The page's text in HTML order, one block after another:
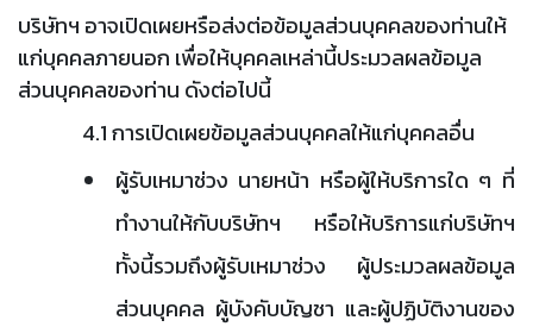
บริษัทฯ อาจเปิดเผยหรือส่งต่อข้อมูลส่วนบุคคลของท่านให้
แก่บุคคลภายนอก เพื่อให้บุคคลเหล่านี้ประมวลผลข้อมูล
ส่วนบุคคลของท่าน ดังต่อไปนี้
4.1 การเปิดเผยข้อมูลส่วนบุคคลให้แก่บุคคลอื่น
ผู้รับเหมาช่วง นายหน้า หรือผู้ให้บริการใด ๆ ที่
ทำงานให้กับบริษัทฯ หรือให้บริการแก่บริษัทฯ
ทั้งนี้รวมถึงผู้รับเหมาช่วง ผู้ประมวลผลข้อมูล
ส่วนบุคคล ผู้บังคับบัญชา และผู้ปฏิบัติงานของ